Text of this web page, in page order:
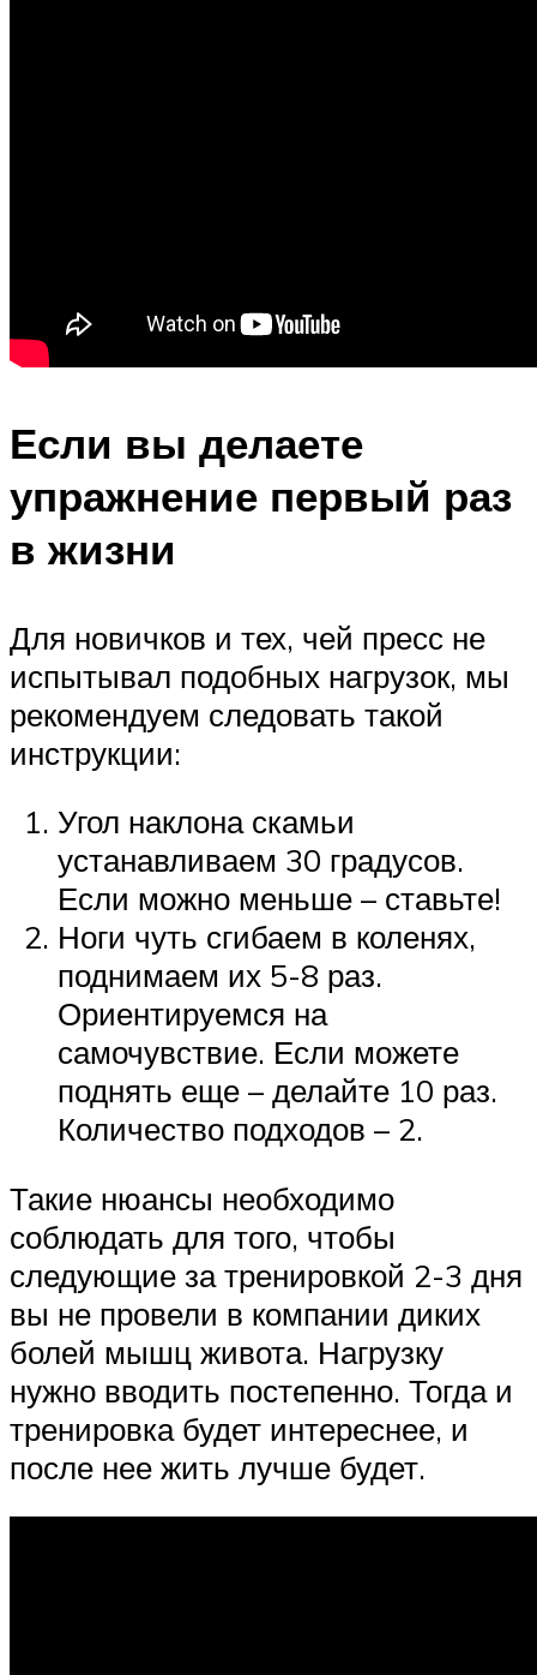
Если вы делаете
упражнение первый раз
в жизни
Для новичков и тех, чей пресс не
испытывал подобных нагрузок, мы
рекомендуем следовать такой
инструкции:
Угол наклона скамьи
устанавливаем 30 градусов.
Если можно меньше – ставьте!
Ноги чуть сгибаем в коленях,
поднимаем их 5-8 раз.
Ориентируемся на
самочувствие. Если можете
поднять еще – делайте 10 раз.
Количество подходов – 2.
Такие нюансы необходимо
соблюдать для того, чтобы
следующие за тренировкой 2-3 дня
вы не провели в компании диких
болей мышц живота. Нагрузку
нужно вводить постепенно. Тогда и
тренировка будет интереснее, и
после нее жить лучше будет.